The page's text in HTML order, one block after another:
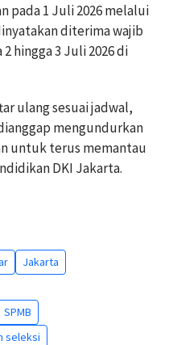
pada 1 Juli 2026 melalui
diterima wajib
hingga 3 Juli 2026 di
ulang sesuai jadwal,
mengundurkan
untuk terus memantau
DKI Jakarta.
Jakarta
SPMB
seleksi